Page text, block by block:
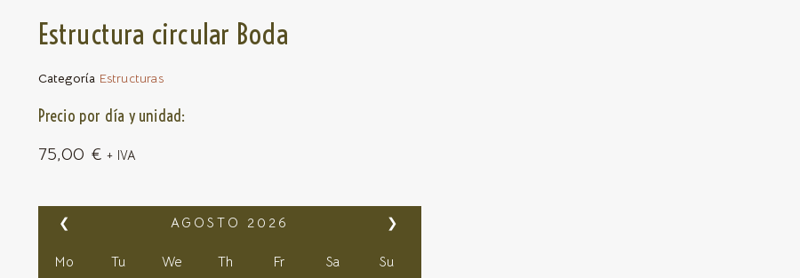
Estructura circular Boda
Categoría Estructuras
Precio por día y unidad:
75,00 € + IVA
❮ ❯
AGOSTO 2026
Mo Tu We Th Fr Sa Su